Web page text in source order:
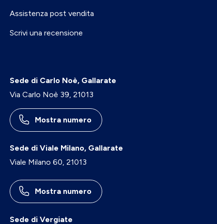
Assistenza post vendita
Scrivi una recensione
Sede di Carlo Noè, Gallarate
Via Carlo Noè 39, 21013
Mostra numero
Sede di Viale Milano, Gallarate
Viale Milano 60, 21013
Mostra numero
Sede di Vergiate